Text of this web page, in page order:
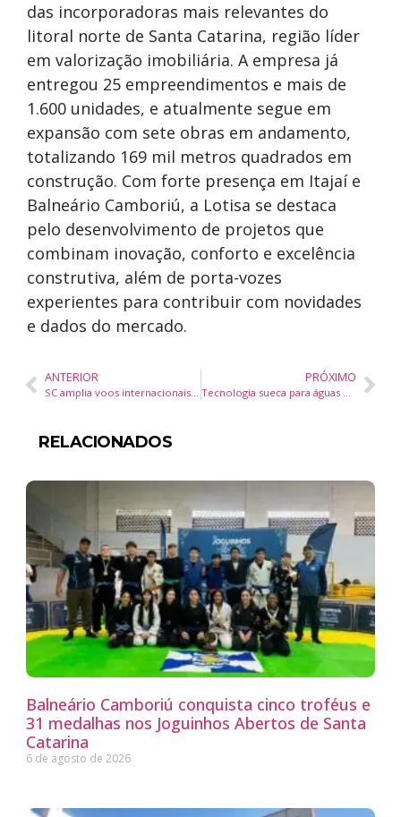
das incorporadoras mais relevantes do
litoral norte de Santa Catarina, região líder
em valorização imobiliária. A empresa já
entregou 25 empreendimentos e mais de
1.600 unidades, e atualmente segue em
expansão com sete obras em andamento,
totalizando 169 mil metros quadrados em
construção. Com forte presença em Itajaí e
Balneário Camboriú, a Lotisa se destaca
pelo desenvolvimento de projetos que
combinam inovação, conforto e excelência
construtiva, além de porta-vozes
experientes para contribuir com novidades
e dados do mercado.
ANTERIOR
SC amplia voos internacionais e transforma feriados em estratégia contra sazonalidade do turismo
PRÓXIMO
Tecnologia sueca para águas brasileiras: SF Marina apresenta inovações em estruturas flutuantes na Intermodal 2025
RELACIONADOS
Balneário Camboriú conquista cinco troféus e
31 medalhas nos Joguinhos Abertos de Santa
Catarina
6 de agosto de 2026